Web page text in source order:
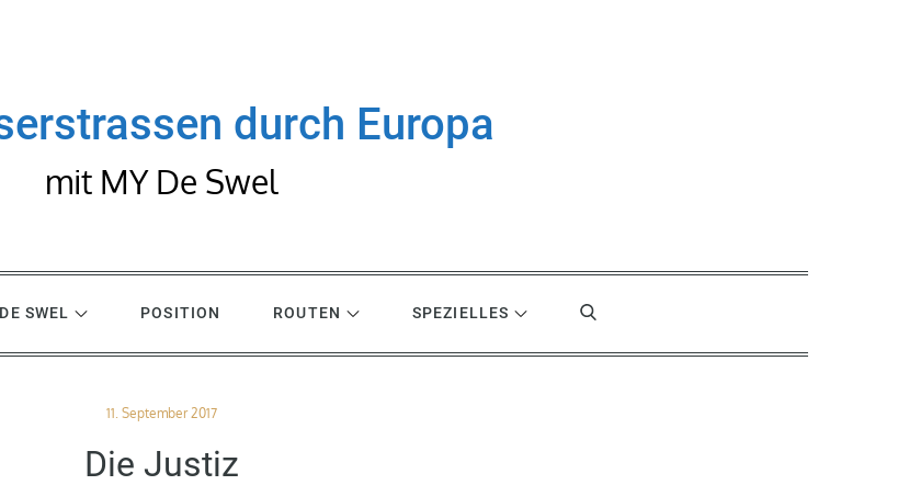
durch Europa
mit MY De Swel
SWEL POSITION ROUTEN SPEZIELLES
Posted
11. September 2017
Die Justiz